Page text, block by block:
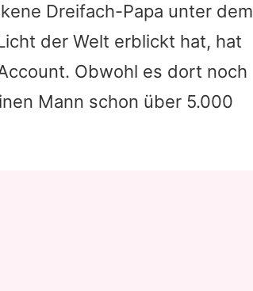
Dreifach-Papa unter dem
der Welt erblickt hat, hat
Obwohl es dort noch
Mann schon über 5.000